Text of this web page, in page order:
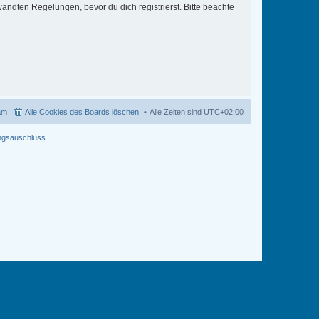
Regelungen, bevor du dich registrierst. Bitte beachte
Alle Zeiten sind UTC+02:00
Alle Cookies des Boards löschen